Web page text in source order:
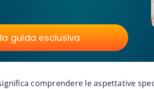
guida esclusiva
comprendere le aspettative